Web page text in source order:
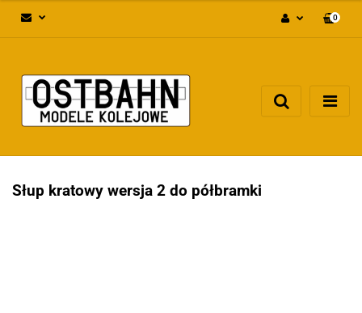
Dodaj zgłoszenie
0
Słup kratowy wersja 2 do półbramki